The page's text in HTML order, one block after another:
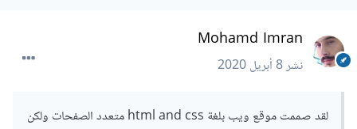
Mohamd Imran
نشر8 أبريل 2020
لقد صممت موقع ويب بلغة html and css متعدد الصفحات ولكن